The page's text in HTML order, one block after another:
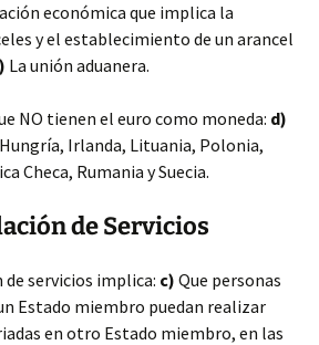
económica que implica la
y el establecimiento de un arancel
La unión aduanera.
NO tienen el euro como moneda: d)
Irlanda, Lituania, Polonia,
Checa, Rumania y Suecia.
de Servicios
servicios implica: c) Que personas
Estado miembro puedan realizar
en otro Estado miembro, en las